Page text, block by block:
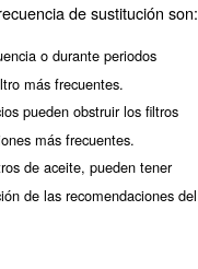
las facturas
de los filtros evita el
de incendio
debo
de aire?